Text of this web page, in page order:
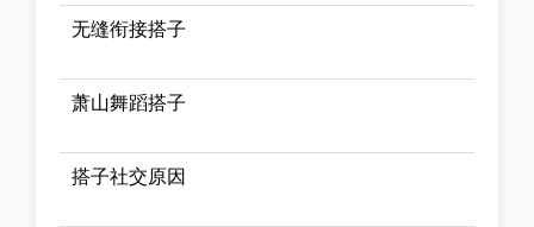
无缝衔接搭子
萧山舞蹈搭子
搭子社交原因